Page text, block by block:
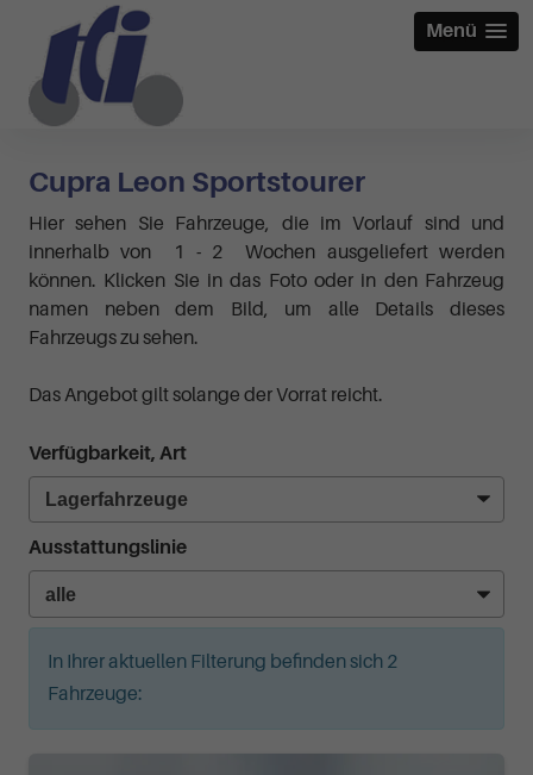
Menü
Cupra Leon Sportstourer
Hier sehen Sie Fahrzeuge, die im Vorlauf sind und
innerhalb von 1 - 2 Wochen ausgeliefert werden
können. Klicken Sie in das Foto oder in den Fahrzeug
namen neben dem Bild, um alle Details dieses
Fahrzeugs zu sehen.
Das Angebot gilt solange der Vorrat reicht.
Verfügbarkeit, Art
Ausstattungslinie
In Ihrer aktuellen Filterung befinden sich 2
Fahrzeuge: